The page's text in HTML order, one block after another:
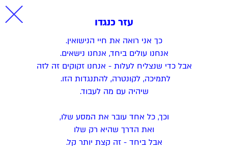
עזר כנגדו
כך אני רואה את חיי הנישואין.
אנחנו עולים ביחד, אנחנו נישאים.
אבל כדי שנצליח לעלות - אנחנו זקוקים זה לזה
לתמיכה, לקונטרה, להתנגדות הזו.
שיהיה עם מה לעבוד.
וכך, כל אחד עובר את המסע שלו,
ואת הדרך שהיא רק שלו
אבל ביחד - זה קצת יותר קל.